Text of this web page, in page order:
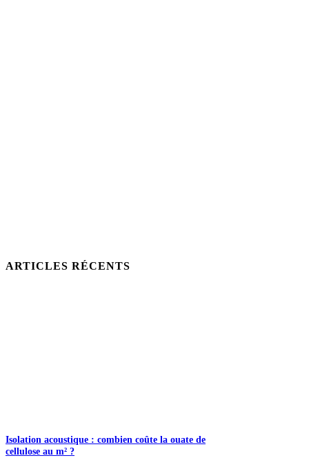
ARTICLES RÉCENTS
Isolation acoustique : combien coûte la ouate de
cellulose au m² ?